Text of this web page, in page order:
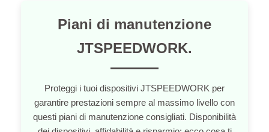
Piani di manutenzione
JTSPEEDWORK.
Proteggi i tuoi dispositivi JTSPEEDWORK per
garantire prestazioni sempre al massimo livello con
questi piani di manutenzione consigliati. Disponibilità